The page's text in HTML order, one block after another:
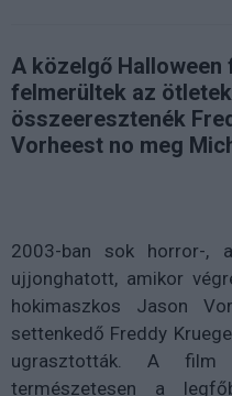
A közelgő
felmerültek az
összeeresztenék
Vorheest no meg
2003-ban sok horror-,
ujjonghatott, amikor
hokimaszkos Jason
settenkedő Freddy
ugrasztották. A
természetesen a